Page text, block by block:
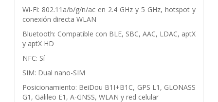
Wi-Fi: 802.11a/b/g/n/ac en 2.4 GHz y 5 GHz, hotspot y
conexión directa WLAN
Bluetooth: Compatible con BLE, SBC, AAC, LDAC, aptX
y aptX HD
NFC: Sí
SIM: Dual nano-SIM
Posicionamiento: BeiDou B1I+B1C, GPS L1, GLONASS
G1, Galileo E1, A-GNSS, WLAN y red celular